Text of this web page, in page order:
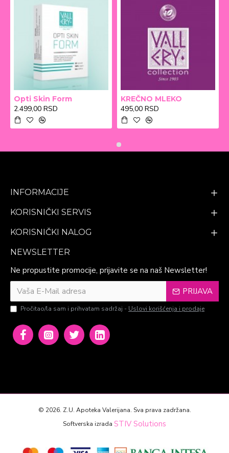
Opti Skin Form
2.499,00 RSD
KREČNO MLEKO
495,00 RSD
INFORMACIJE
KORISNIČKI SERVIS
KORISNIČKI NALOG
NEWSLETTER
Ne propustite promocije, prijavite se na naš Newsletter!
PRIJAVA
Pročitao/la sam i prihvatam sadržaj - Uslovi korišćenja i prodaje
© 2026. Z.U. Apoteka Valerijana. Sva prava zadržana.
Softverska izrada STIV Solutions